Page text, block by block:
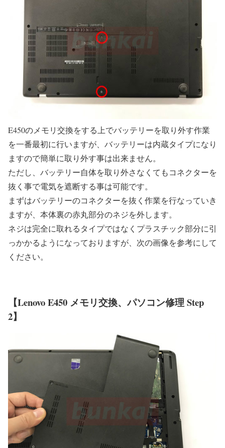
E450のメモリ交換をする上でバッテリーを取り外す作業
を一番最初に行いますが、バッテリーは内蔵タイプになり
ますので簡単に取り外す事は出来ません。
ただし、バッテリー自体を取り外さなくてもコネクターを
抜く事で電気を遮断する事は可能です。
まずはバッテリーのコネクターを抜く作業を行なっていき
ますが、本体裏の赤丸部分のネジを外します。
ネジは完全に取れるタイプではなくプラスチック部分に引
っかかるようになっておりますが、次の画像を参考にして
ください。
【Lenovo E450 メモリ交換、パソコン修理 Step
2】